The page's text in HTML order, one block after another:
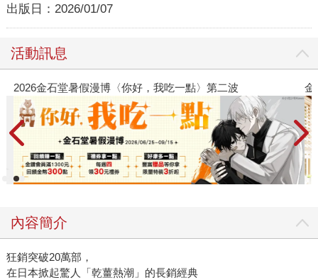
出版日： 2026/01/07
活動訊息
2026金石堂暑假漫博〈你好，我吃一點〉第二波 金
內容簡介
狂銷突破20萬部，
在日本掀起驚人「乾薑熱潮」的長銷經典